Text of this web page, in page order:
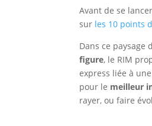
Avant de se
sur les 10 points
Dans ce
figure, le RIM
express liée à
pour le meilleur
rayer, ou faire